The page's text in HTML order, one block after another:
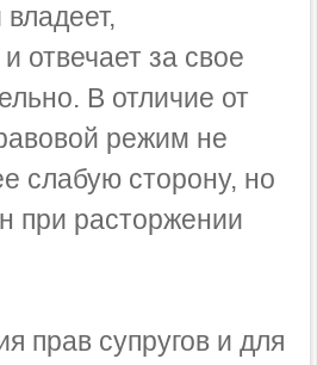
отвечает за свое
В отличие от
режим не
слабую сторону, но
при расторжении
прав супругов и для